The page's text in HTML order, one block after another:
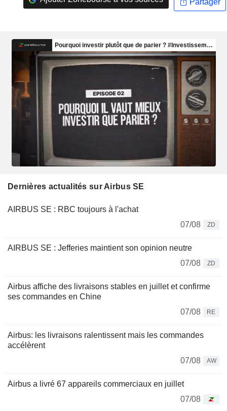
Partager
Dernières actualités sur Airbus SE
AIRBUS SE : RBC toujours à l'achat
07/08
ZD
AIRBUS SE : Jefferies maintient son opinion neutre
07/08
ZD
Airbus affiche des livraisons stables en juillet et confirme
ses commandes en Chine
07/08
RE
Airbus: les livraisons ralentissent mais les commandes
accélèrent
07/08
AW
Airbus a livré 67 appareils commerciaux en juillet
07/08